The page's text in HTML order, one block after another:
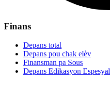
Finans
Depans total
Depans pou chak elèv
Finansman pa Sous
Depans Edikasyon Espesyal